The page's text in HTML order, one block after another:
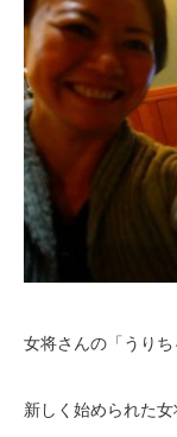
女将さんの「うり
新しく始められた女